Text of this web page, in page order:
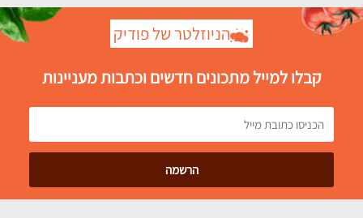
הניוזלטר של פודיק
קבלו למייל מתכונים חדשים וכתבות מעניינות